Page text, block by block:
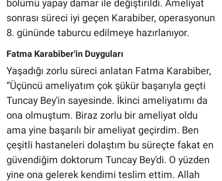
bölümü yapay damar ile değiştirildi. Ameliyat
sonrası süreci iyi geçen Karabiber, operasyonun
8. gününde taburcu edilmeye hazırlanıyor.
Fatma Karabiber'in Duyguları
Yaşadığı zorlu süreci anlatan Fatma Karabiber,
“Üçüncü ameliyatım çok şükür başarıyla geçti
Tuncay Bey'in sayesinde. İkinci ameliyatımı da
ona olmuştum. Biraz zorlu bir ameliyat oldu
ama yine başarılı bir ameliyat geçirdim. Ben
çeşitli hastaneleri dolaştım bu süreçte fakat en
güvendiğim doktorum Tuncay Bey'di. O yüzden
yine ona gelerek kendimi teslim ettim. Allah